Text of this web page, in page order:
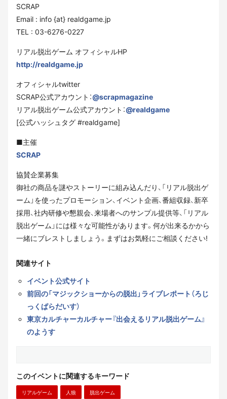
SCRAP
Email : info {at} realdgame.jp
TEL : 03-6276-0227
リアル脱出ゲーム オフィシャルHP
http://realdgame.jp
オフィシャルtwitter
SCRAP公式アカウント：@scrapmagazine
リアル脱出ゲーム公式アカウント：@realdgame
[公式ハッシュタグ #realdgame]
■主催
SCRAP
協賛企業募集
御社の商品を謎やストーリーに組み込んだり、「リアル脱出ゲ
ーム」を使ったプロモーション、イベント企画、番組収録、新卒
採用、社内研修や懇親会、来場者へのサンプル提供等、「リアル
脱出ゲーム」には様々な可能性があります。何が出来るかから
一緒にブレストしましょう。まずはお気軽にご相談ください!
関連サイト
イベント公式サイト
前回の「マジックショーからの脱出」ライブレポート（ろじ
っくぱらだいす）
東京カルチャーカルチャー『出会えるリアル脱出ゲーム』
のようす
このイベントに関連するキーワード
リアルゲーム 人狼 脱出ゲーム